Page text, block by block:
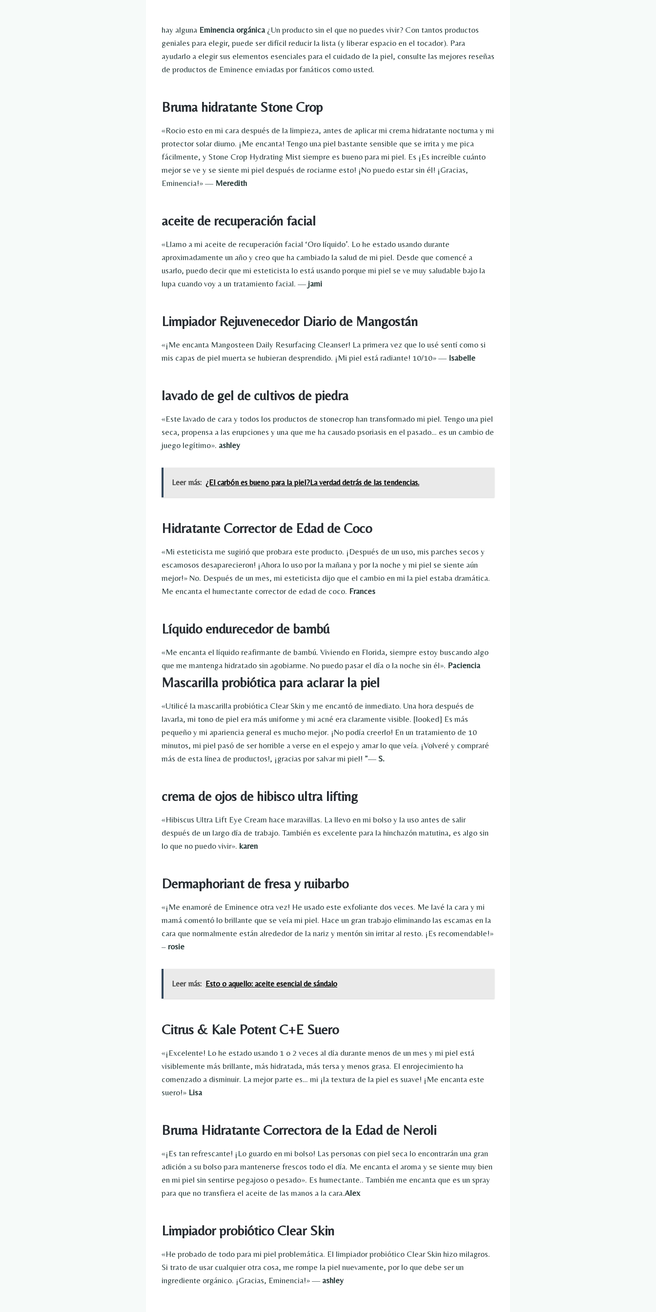
hay alguna Eminencia orgánica ¿Un producto sin el que no puedes vivir? Con tantos productos
geniales para elegir, puede ser difícil reducir la lista (y liberar espacio en el tocador). Para
ayudarlo a elegir sus elementos esenciales para el cuidado de la piel, consulte las mejores reseñas
de productos de Eminence enviadas por fanáticos como usted.
Bruma hidratante Stone Crop
«Rocio esto en mi cara después de la limpieza, antes de aplicar mi crema hidratante nocturna y mi
protector solar diurno. ¡Me encanta! Tengo una piel bastante sensible que se irrita y me pica
fácilmente, y Stone Crop Hydrating Mist siempre es bueno para mi piel. Es ¡Es increíble cuánto
mejor se ve y se siente mi piel después de rociarme esto! ¡No puedo estar sin él! ¡Gracias,
Eminencia!» — Meredith
aceite de recuperación facial
«Llamo a mi aceite de recuperación facial ‘Oro líquido’. Lo he estado usando durante
aproximadamente un año y creo que ha cambiado la salud de mi piel. Desde que comencé a
usarlo, puedo decir que mi esteticista lo está usando porque mi piel se ve muy saludable bajo la
lupa cuando voy a un tratamiento facial. — jami
Limpiador Rejuvenecedor Diario de Mangostán
«¡Me encanta Mangosteen Daily Resurfacing Cleanser! La primera vez que lo usé sentí como si
mis capas de piel muerta se hubieran desprendido. ¡Mi piel está radiante! 10/10» — Isabelle
lavado de gel de cultivos de piedra
«Este lavado de cara y todos los productos de stonecrop han transformado mi piel. Tengo una piel
seca, propensa a las erupciones y una que me ha causado psoriasis en el pasado… es un cambio de
juego legítimo». ashley
Leer más: ¿El carbón es bueno para la piel?La verdad detrás de las tendencias.
Hidratante Corrector de Edad de Coco
«Mi esteticista me sugirió que probara este producto. ¡Después de un uso, mis parches secos y
escamosos desaparecieron! ¡Ahora lo uso por la mañana y por la noche y mi piel se siente aún
mejor!» No. Después de un mes, mi esteticista dijo que el cambio en mi la piel estaba dramática.
Me encanta el humectante corrector de edad de coco. Frances
Líquido endurecedor de bambú
«Me encanta el líquido reafirmante de bambú. Viviendo en Florida, siempre estoy buscando algo
que me mantenga hidratado sin agobiarme. No puedo pasar el día o la noche sin él». Paciencia
Mascarilla probiótica para aclarar la piel
«Utilicé la mascarilla probiótica Clear Skin y me encantó de inmediato. Una hora después de
lavarla, mi tono de piel era más uniforme y mi acné era claramente visible. [looked] Es más
pequeño y mi apariencia general es mucho mejor. ¡No podía creerlo! En un tratamiento de 10
minutos, mi piel pasó de ser horrible a verse en el espejo y amar lo que veía. ¡Volveré y compraré
más de esta línea de productos!, ¡gracias por salvar mi piel! ”— S.
crema de ojos de hibisco ultra lifting
«Hibiscus Ultra Lift Eye Cream hace maravillas. La llevo en mi bolso y la uso antes de salir
después de un largo día de trabajo. También es excelente para la hinchazón matutina, es algo sin
lo que no puedo vivir». karen
Dermaphoriant de fresa y ruibarbo
«¡Me enamoré de Eminence otra vez! He usado este exfoliante dos veces. Me lavé la cara y mi
mamá comentó lo brillante que se veía mi piel. Hace un gran trabajo eliminando las escamas en la
cara que normalmente están alrededor de la nariz y mentón sin irritar al resto. ¡Es recomendable!»
– rosie
Leer más: Esto o aquello: aceite esencial de sándalo
Citrus & Kale Potent C+E Suero
«¡Excelente! Lo he estado usando 1 o 2 veces al día durante menos de un mes y mi piel está
visiblemente más brillante, más hidratada, más tersa y menos grasa. El enrojecimiento ha
comenzado a disminuir. La mejor parte es… mi ¡la textura de la piel es suave! ¡Me encanta este
suero!» Lisa
Bruma Hidratante Correctora de la Edad de Neroli
«¡Es tan refrescante! ¡Lo guardo en mi bolso! Las personas con piel seca lo encontrarán una gran
adición a su bolso para mantenerse frescos todo el día. Me encanta el aroma y se siente muy bien
en mi piel sin sentirse pegajoso o pesado». Es humectante.. También me encanta que es un spray
para que no transfiera el aceite de las manos a la cara.Alex
Limpiador probiótico Clear Skin
«He probado de todo para mi piel problemática. El limpiador probiótico Clear Skin hizo milagros.
Si trato de usar cualquier otra cosa, me rompe la piel nuevamente, por lo que debe ser un
ingrediente orgánico. ¡Gracias, Eminencia!» — ashley